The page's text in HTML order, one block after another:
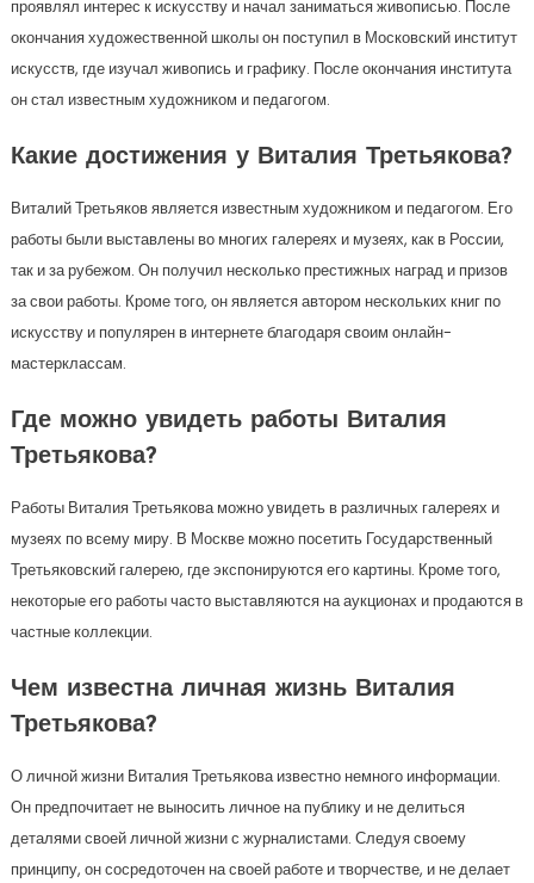
проявлял интерес к искусству и начал заниматься живописью. После
окончания художественной школы он поступил в Московский институт
искусств, где изучал живопись и графику. После окончания института
он стал известным художником и педагогом.
Какие достижения у Виталия Третьякова?
Виталий Третьяков является известным художником и педагогом. Его
работы были выставлены во многих галереях и музеях, как в России,
так и за рубежом. Он получил несколько престижных наград и призов
за свои работы. Кроме того, он является автором нескольких книг по
искусству и популярен в интернете благодаря своим онлайн-
мастерклассам.
Где можно увидеть работы Виталия
Третьякова?
Работы Виталия Третьякова можно увидеть в различных галереях и
музеях по всему миру. В Москве можно посетить Государственный
Третьяковский галерею, где экспонируются его картины. Кроме того,
некоторые его работы часто выставляются на аукционах и продаются в
частные коллекции.
Чем известна личная жизнь Виталия
Третьякова?
О личной жизни Виталия Третьякова известно немного информации.
Он предпочитает не выносить личное на публику и не делиться
деталями своей личной жизни с журналистами. Следуя своему
принципу, он сосредоточен на своей работе и творчестве, и не делает